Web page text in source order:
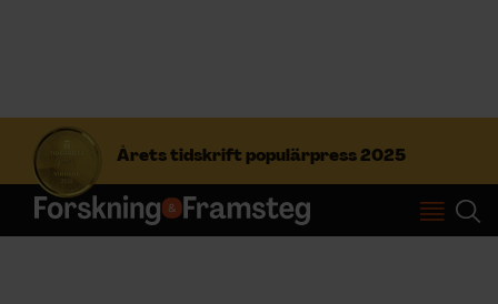
Årets tidskrift populärpress 2025
S
f
t
Prenumerera